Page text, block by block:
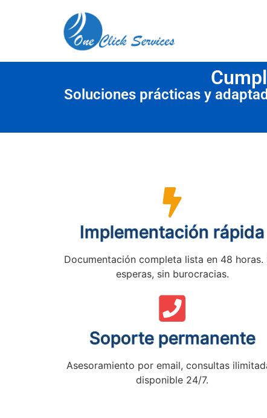
Soluciones prácticas y
Implementación rápida
Documentación completa lista en 48 horas.
esperas, sin burocracias.
Soporte permanente
Asesoramiento por email, consultas
disponible 24/7.